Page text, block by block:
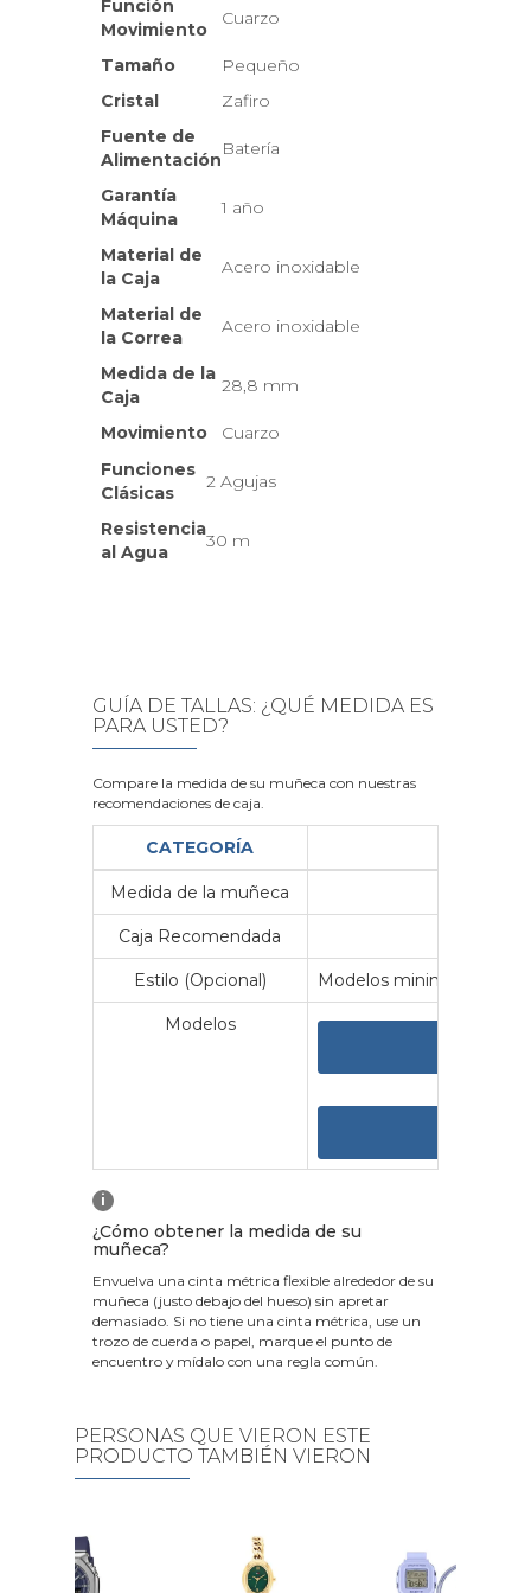
Función
Movimiento
Cuarzo
Tamaño
Pequeño
Cristal
Zafiro
Fuente de
Alimentación
Batería
Garantía
Máquina
1 año
Material de
la Caja
Acero inoxidable
Material de
la Correa
Acero inoxidable
Medida de la
Caja
28,8 mm
Movimiento
Cuarzo
Funciones
Clásicas
2 Agujas
Resistencia
al Agua
30 m
GUÍA DE TALLAS: ¿QUÉ MEDIDA ES
PARA USTED?
Compare la medida de su muñeca con nuestras
recomendaciones de caja.
CATEGORÍA
Medida de la muñeca
Caja Recomendada
Estilo (Opcional) Modelos minimalistas y
Modelos
i
¿Cómo obtener la medida de su
muñeca?
Envuelva una cinta métrica flexible alrededor de su
muñeca (justo debajo del hueso) sin apretar
demasiado. Si no tiene una cinta métrica, use un
trozo de cuerda o papel, marque el punto de
encuentro y mídalo con una regla común.
PERSONAS QUE VIERON ESTE
PRODUCTO TAMBIÉN VIERON